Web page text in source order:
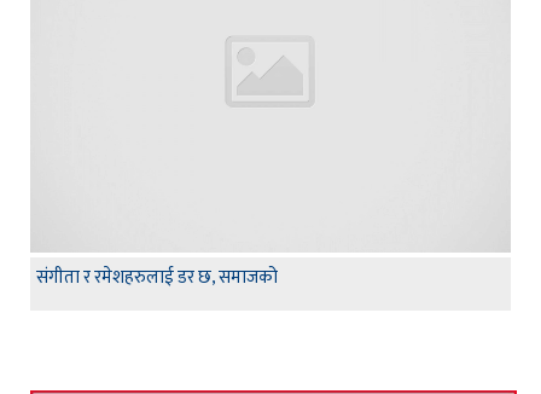
संगीता र रमेशहरुलाई डर छ, समाजको